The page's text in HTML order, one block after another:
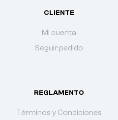
CLIENTE
Mi cuenta
Seguir pedido
REGLAMENTO
Términos y Condiciones